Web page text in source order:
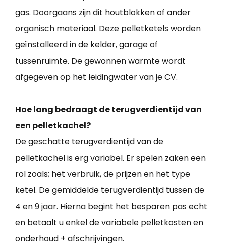
gas. Doorgaans zijn dit houtblokken of ander
organisch materiaal. Deze pelletketels worden
geïnstalleerd in de kelder, garage of
tussenruimte. De gewonnen warmte wordt
afgegeven op het leidingwater van je CV.
Hoe lang bedraagt de terugverdientijd van
een pelletkachel?
De geschatte terugverdientijd van de
pelletkachel is erg variabel. Er spelen zaken een
rol zoals; het verbruik, de prijzen en het type
ketel. De gemiddelde terugverdientijd tussen de
4 en 9 jaar. Hierna begint het besparen pas echt
en betaalt u enkel de variabele pelletkosten en
onderhoud + afschrijvingen.